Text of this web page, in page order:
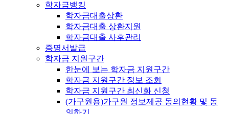
학자금뱅킹
학자금대출상환
학자금대출 상환지원
학자금대출 사후관리
증명서발급
학자금 지원구간
한눈에 보는 학자금 지원구간
학자금 지원구간 정보 조회
학자금 지원구간 최신화 신청
(가구원용)가구원 정보제공 동의현황 및 동
의하기